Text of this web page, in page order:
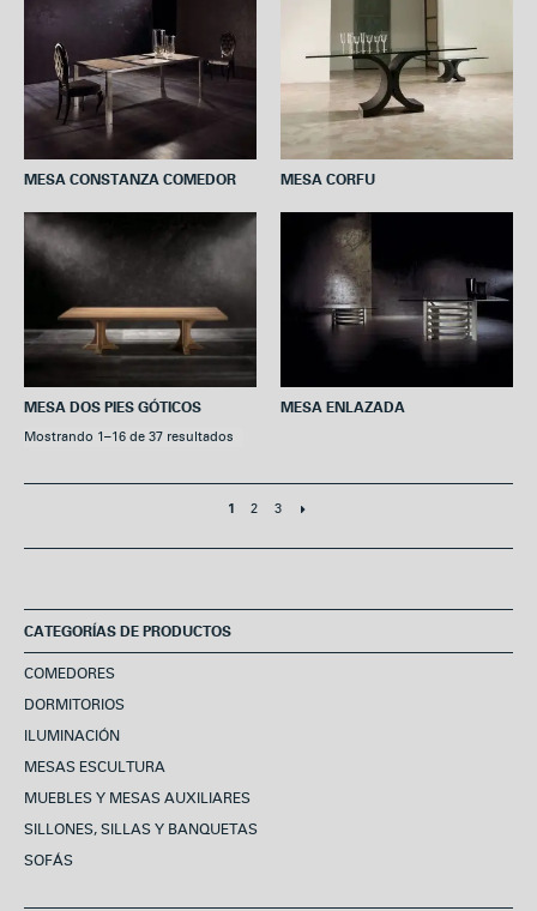
MESA CONSTANZA COMEDOR MESA CORFU
MESA DOS PIES GÓTICOS MESA ENLAZADA
Mostrando 1–16 de 37 resultados
1 2 3
CATEGORÍAS DE PRODUCTOS
COMEDORES
DORMITORIOS
ILUMINACIÓN
MESAS ESCULTURA
MUEBLES Y MESAS AUXILIARES
SILLONES, SILLAS Y BANQUETAS
SOFÁS